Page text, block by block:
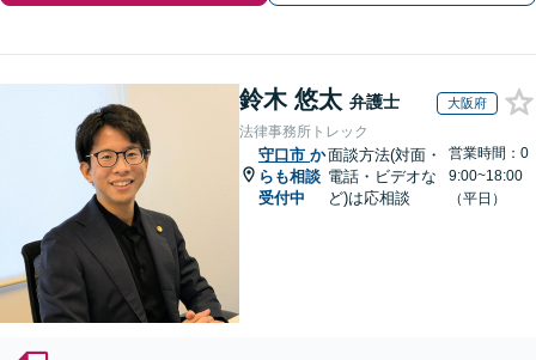
鈴木 悠太 弁護士 大阪府
法律事務所トレック
守口市 か
らも相談
受付中
面談方法(対面・
電話・ビデオな
ど)は応相談
営業時間：0
9:00~18:00
（平日）